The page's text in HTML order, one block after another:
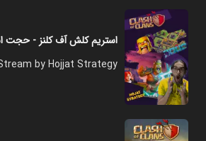
استریم کلش آف کلنز - حجت
by Hojjat Strategy